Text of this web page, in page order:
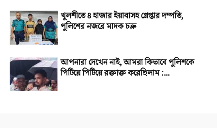
খুলশীতে ৪ হাজার ইয়াবাসহ গ্রেপ্তার দম্পতি,
পুলিশের নজরে মাদক চক্র
আপনারা দেখেন নাই, আমরা কিভাবে পুলিশকে
পিটিয়ে পিটিয়ে রক্তাক্ত করেছিলাম :...